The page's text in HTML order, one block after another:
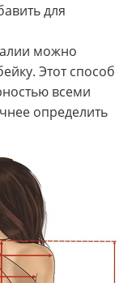
для
можно
Этот способ
всеми
определить